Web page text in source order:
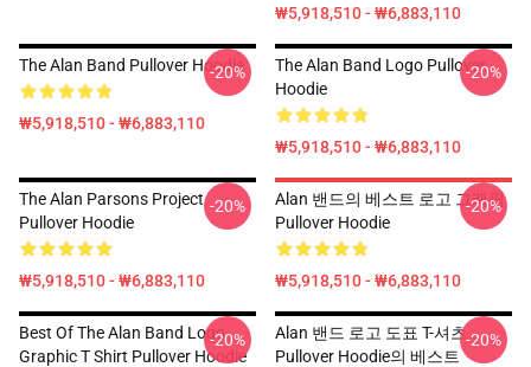
₩5,918,510 - ₩6,883,110
The Alan Band Pullover Hoodie
₩5,918,510 - ₩6,883,110
-20%
The Alan Band Logo Pullover
Hoodie
₩5,918,510 - ₩6,883,110
-20%
The Alan Parsons Project
Pullover Hoodie
₩5,918,510 - ₩6,883,110
-20%
Alan 밴드의 베스트 로고 그래픽
Pullover Hoodie
₩5,918,510 - ₩6,883,110
-20%
Best Of The Alan Band Logo
Graphic T Shirt Pullover Hoodie
-20%
Alan 밴드 로고 도표 T-셔츠
Pullover Hoodie의 베스트
-20%